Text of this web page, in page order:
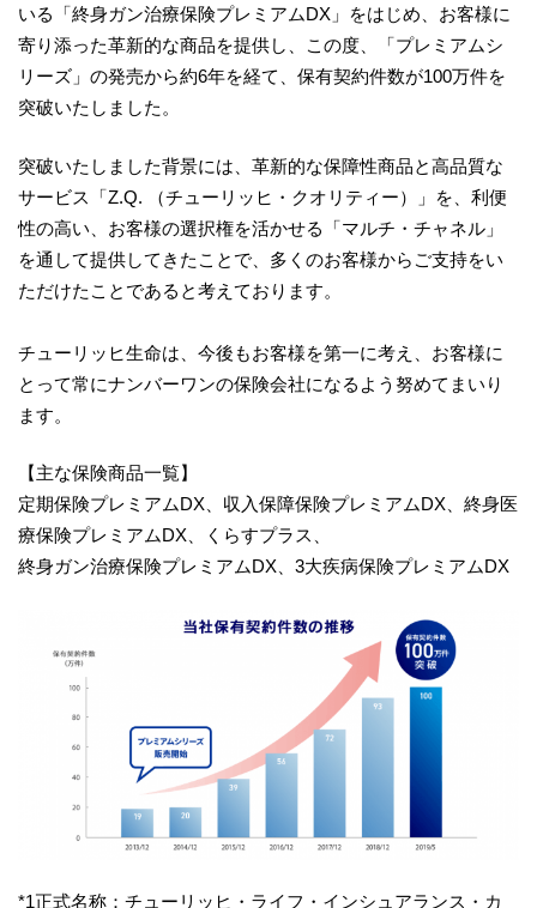
いる「終身ガン治療保険プレミアムDX」をはじめ、お客様に
寄り添った革新的な商品を提供し、この度、「プレミアムシ
リーズ」の発売から約6年を経て、保有契約件数が100万件を
突破いたしました。
突破いたしました背景には、革新的な保障性商品と高品質な
サービス「Z.Q. （チューリッヒ・クオリティー）」を、利便
性の高い、お客様の選択権を活かせる「マルチ・チャネル」
を通して提供してきたことで、多くのお客様からご支持をい
ただけたことであると考えております。
チューリッヒ生命は、今後もお客様を第一に考え、お客様に
とって常にナンバーワンの保険会社になるよう努めてまいり
ます。
【主な保険商品一覧】
定期保険プレミアムDX、収入保障保険プレミアムDX、終身医
療保険プレミアムDX、くらすプラス、
終身ガン治療保険プレミアムDX、3大疾病保険プレミアムDX
*1正式名称：チューリッヒ・ライフ・インシュアランス・カ